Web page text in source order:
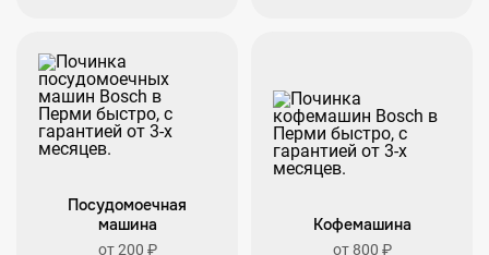
Посудомоечная
машина
от 200 ₽
Кофемашина
от 800 ₽